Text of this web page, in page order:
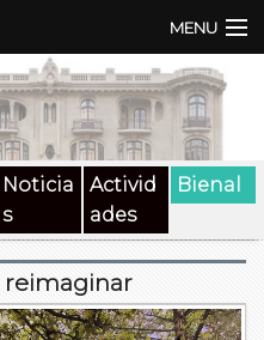
MENU
Noticia
s
Activid
ades
Bienal
reimaginar